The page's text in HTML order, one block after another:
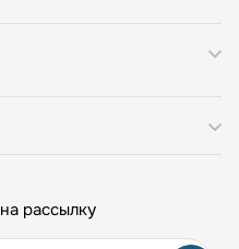
на рассылку